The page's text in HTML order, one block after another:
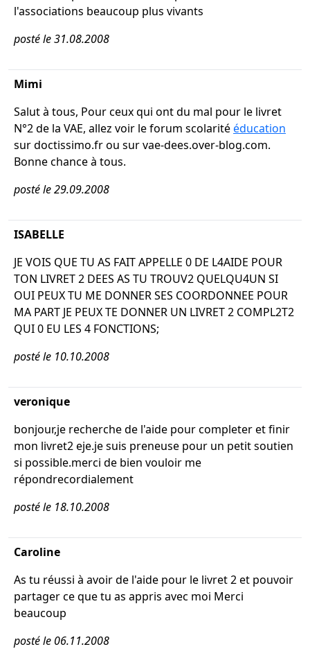
l'associations beaucoup plus vivants
posté le 31.08.2008
Mimi
Salut à tous, Pour ceux qui ont du mal pour le livret
N°2 de la VAE, allez voir le forum scolaritééducation
sur doctissimo.fr ou sur vae-dees.over-blog.com.
Bonne chance à tous.
posté le 29.09.2008
ISABELLE
JE VOIS QUE TU AS FAIT APPELLE 0 DE L4AIDE POUR
TON LIVRET 2 DEES AS TU TROUV2 QUELQU4UN SI
OUI PEUX TU ME DONNER SES COORDONNEE POUR
MA PART JE PEUX TE DONNER UN LIVRET 2 COMPL2T2
QUI 0 EU LES 4 FONCTIONS;
posté le 10.10.2008
veronique
bonjour,je recherche de l'aide pour completer et finir
mon livret2 eje.je suis preneuse pour un petit soutien
si possible.merci de bien vouloir me
répondrecordialement
posté le 18.10.2008
Caroline
As tu réussi à avoir de l'aide pour le livret 2 et pouvoir
partager ce que tu as appris avec moi Merci
beaucoup
posté le 06.11.2008